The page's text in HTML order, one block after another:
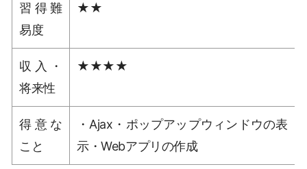
習得難
易度
★★
収入・
将来性
★★★★
得意な
こと
・Ajax・ポップアップウィンドウの表
示・Webアプリの作成